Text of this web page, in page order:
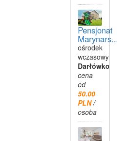
Pensjonat
ośrodek
wczasowy
Darłówko
cena
od
50.00
PLN/
osoba